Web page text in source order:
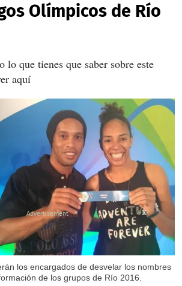
Olímpicos de Río
lo que tienes que saber sobre este
aquí
los encargados de desvelar los nombres
de los grupos de Río 2016.
X
X
X
X